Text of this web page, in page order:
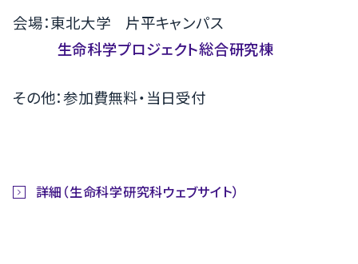
会場：東北大学 片平キャンパス
生命科学プロジェクト総合研究棟
その他：参加費無料・当日受付
詳細（生命科学研究科ウェブサイト）